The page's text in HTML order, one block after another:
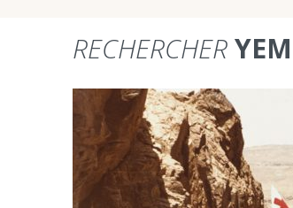
RECHERCHER